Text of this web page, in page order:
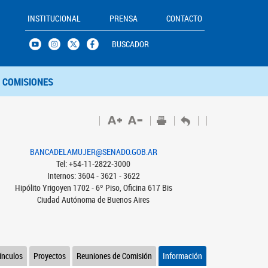
INSTITUCIONAL PRENSA CONTACTO
BUSCADOR
COMISIONES
BANCADELAMUJER@SENADO.GOB.AR
Tel: +54-11-2822-3000
Internos: 3604 - 3621 - 3622
Hipólito Yrigoyen 1702 - 6º Piso, Oficina 617 Bis
Ciudad Autónoma de Buenos Aires
Información
Reuniones de Comisión
Proyectos